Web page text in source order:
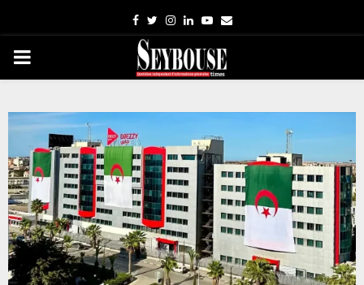
Facebook
TwitterInstagram
LinkedinYoutube
Email
PRIMARY